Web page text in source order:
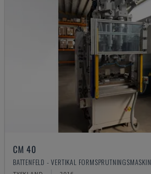
CM 40
BATTENFELD - VERTIKAL FORMSPRUTNINGSMASKIN